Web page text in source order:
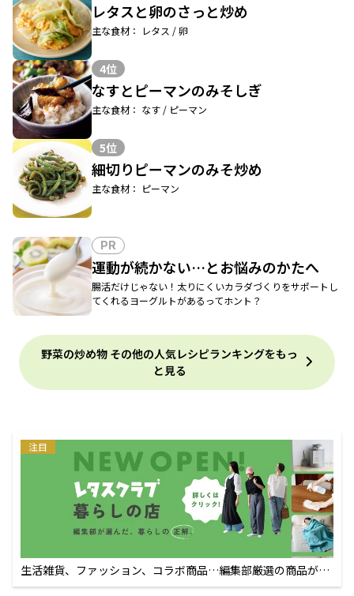
レタスと卵のさっと炒め
主な食材： レタス / 卵
4位
なすとピーマンのみそしぎ
主な食材： なす / ピーマン
5位
細切りピーマンのみそ炒め
主な食材： ピーマン
PR
運動が続かない…とお悩みのかたへ
腸活だけじゃない！太りにくいカラダづくりをサポートし
てくれるヨーグルトがあるってホント？
野菜の炒め物 その他の人気レシピランキングをもっ
と見る
注目
生活雑貨、ファッション、コラボ商品…編集部厳選の商品が買
えるECサイト